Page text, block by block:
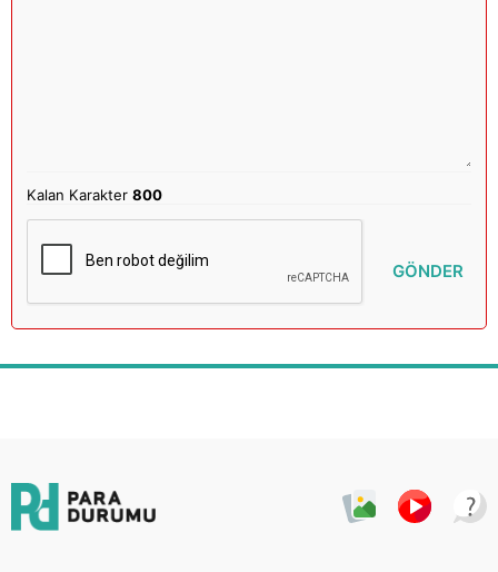
Kalan Karakter800
GÖNDER